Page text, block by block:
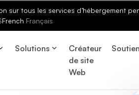
sur tous les services d’hébergement
French Français
Solutions
Créateur
de site
Web
Soutien